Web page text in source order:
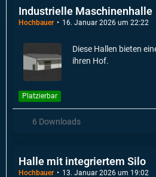
Industrielle Maschinenhalle
Hochbauer 16. Januar 2026 um 22:22
Diese Hallen bieten
ihren Hof.
Platzierbar
6 Downloads
Halle mit integriertem Silo
Hochbauer 13. Januar 2026 um 19:02